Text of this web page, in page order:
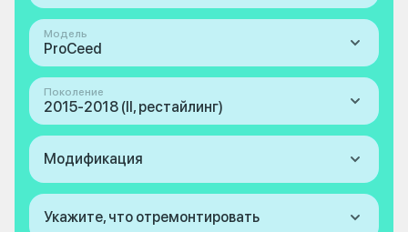
Модель
ProCeed
Поколение
2015-2018 (II, рестайлинг)
Модификация
Укажите, что отремонтировать